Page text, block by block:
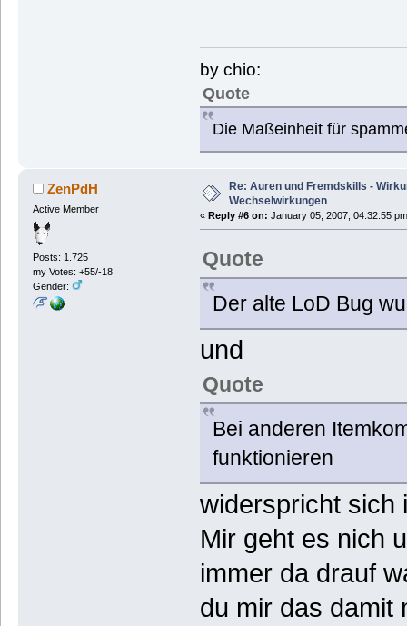
by chio:
Quote
Die Maßeinheit für
ZenPdH
Active Member
Posts: 1.725
my Votes: +55/-18
Gender:
Re: Auren und Fremdskills -
Wechselwirkungen
« Reply #6 on: January 05, 2007, 04:32:55
Quote
Der alte LoD Bug
und
Quote
Bei anderen
funktionieren
widerspricht sich
Mir geht es nich
immer da drauf
du mir das damit